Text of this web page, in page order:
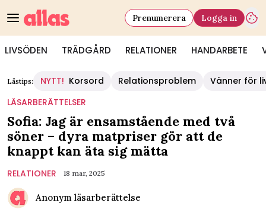
LIVSÖDEN TRÄDGÅRD RELATIONER HANDARBETE
Prenumerera Logga in
Lästips: NYTT! Korsord Relationsproblem
Vänner för
LÄSARBERÄTTELSER
Sofia: Jag är ensamstående med två
söner – dyra matpriser gör att de
knappt kan äta sig mätta
RELATIONER 18 mar, 2025
Anonym läsarberättelse